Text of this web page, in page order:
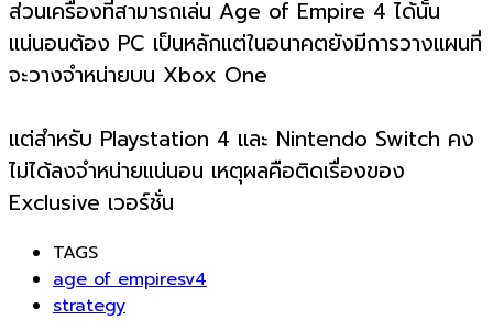
ส่วนเครื่องที่สามารถเล่น Age of Empire 4 ได้นั้น
แน่นอนต้อง PC เป็นหลักแต่ในอนาคตยังมีการวางแผนที่
จะวางจำหน่ายบน Xbox One
แต่สำหรับ Playstation 4 และ Nintendo Switch คง
ไม่ได้ลงจำหน่ายแน่นอน เหตุผลคือติดเรื่องของ
Exclusive เวอร์ชั่น
TAGS
age of empiresv4
strategy